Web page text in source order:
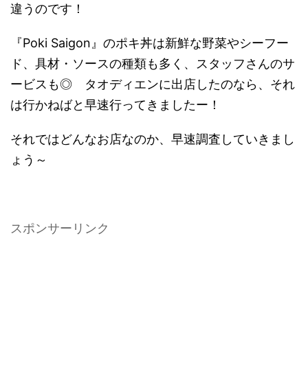
違うのです！
『Poki Saigon』のポキ丼は新鮮な野菜やシーフー
ド、具材・ソースの種類も多く、スタッフさんのサ
ービスも◎ タオディエンに出店したのなら、それ
は行かねばと早速行ってきましたー！
それではどんなお店なのか、早速調査していきまし
ょう～
スポンサーリンク